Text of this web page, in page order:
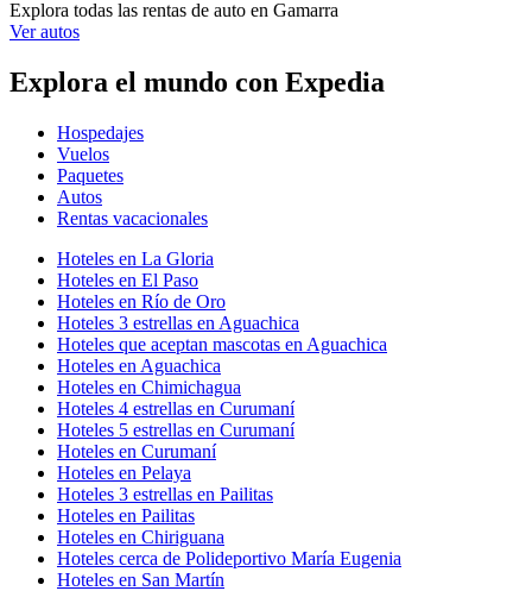
Explora todas las rentas de auto en Gamarra
Ver autos
Explora el mundo con Expedia
Hospedajes
Vuelos
Paquetes
Autos
Rentas vacacionales
Hoteles en La Gloria
Hoteles en El Paso
Hoteles en Río de Oro
Hoteles 3 estrellas en Aguachica
Hoteles que aceptan mascotas en Aguachica
Hoteles en Aguachica
Hoteles en Chimichagua
Hoteles 4 estrellas en Curumaní
Hoteles 5 estrellas en Curumaní
Hoteles en Curumaní
Hoteles en Pelaya
Hoteles 3 estrellas en Pailitas
Hoteles en Pailitas
Hoteles en Chiriguana
Hoteles cerca de Polideportivo María Eugenia
Hoteles en San Martín